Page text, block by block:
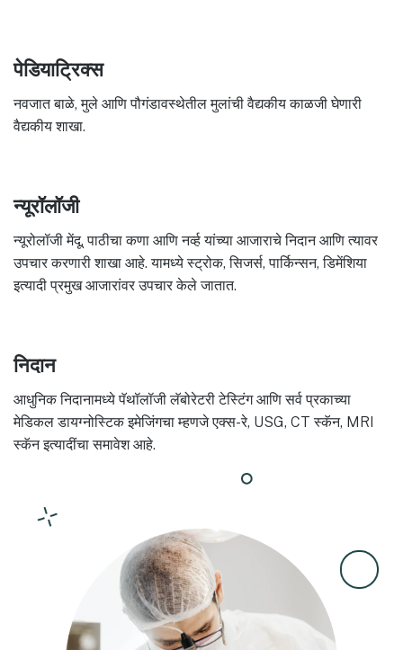
पेडियाट्रिक्स
नवजात बाळे, मुले आणि पौगंडावस्थेतील मुलांची वैद्यकीय काळजी घेणारी
वैद्यकीय शाखा.
न्यूरॉलॉजी
न्यूरोलॉजी मेंदू, पाठीचा कणा आणि नर्व्ह यांच्या आजाराचे निदान आणि त्यावर
उपचार करणारी शाखा आहे. यामध्ये स्ट्रोक, सिजर्स, पार्किन्सन, डिमेंशिया
इत्यादी प्रमुख आजारांवर उपचार केले जातात.
निदान
आधुनिक निदानामध्ये पॅथॉलॉजी लॅबोरेटरी टेस्टिंग आणि सर्व प्रकाच्या
मेडिकल डायग्नोस्टिक इमेजिंगचा म्हणजे एक्स-रे, USG, CT स्कॅन, MRI
स्कॅन इत्यादींचा समावेश आहे.